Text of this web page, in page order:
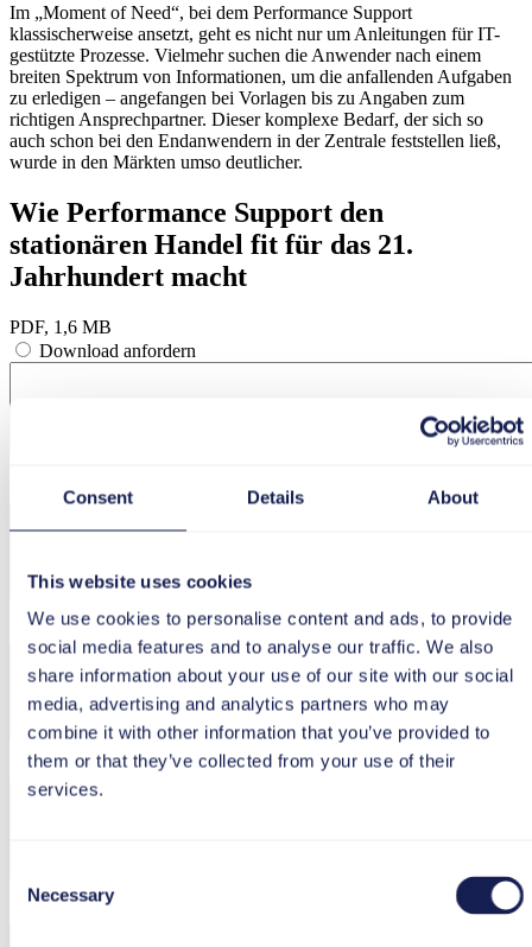
Consent Details About
This website uses cookies
We use cookies to personalise content and ads, to provide
social media features and to analyse our traffic. We also
share information about your use of our site with our social
media, advertising and analytics partners who may
combine it with other information that you’ve provided to
them or that they’ve collected from your use of their
services.
Selection
Necessary
Im „Moment of Need“, bei dem Performance Support
klassischerweise ansetzt, geht es nicht nur um Anleitungen für IT-
gestützte Prozesse. Vielmehr suchen die Anwender nach einem
breiten Spektrum von Informationen, um die anfallenden Aufgaben
zu erledigen – angefangen bei Vorlagen bis zu Angaben zum
richtigen Ansprechpartner. Dieser komplexe Bedarf, der sich so
auch schon bei den Endanwendern in der Zentrale feststellen ließ,
wurde in den Märkten umso deutlicher.
Wie Performance Support den
stationären Handel fit für das 21.
Jahrhundert macht
PDF, 1,6 MB
Download anfordern